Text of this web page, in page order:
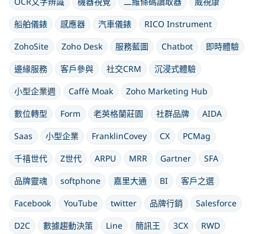
船舶儀錶
感應器 汽車儀錶
RICO Instrument
ZohoSite
Zoho Desk 服務藍圖 Chatbot
即時體驗
邊緣服務
客戶參與 社交CRM
沉浸式體驗
小型企業週
Caffè Moak
Zoho Marketing Hub
數位轉型
Form 老英格蘭莊園 社群品牌
AIDA
Saas
小型企業 FranklinCovey CX
PCMag
千禧世代
Z世代 ARPU MRR Gartner
SFA
品牌靈魂
softphone 嘉里大通 BI
客戶之選
Facebook
YouTube twitter 品牌行銷
Salesforce
D2C
數據趨動決策 Line 簡訊王 3CX
RWD